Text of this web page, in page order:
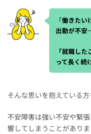
「働きたい
出勤が不安
「就職し
って長く続
そんな思いを抱えている
不安障害は強い不安や緊
響してしまうことがありま